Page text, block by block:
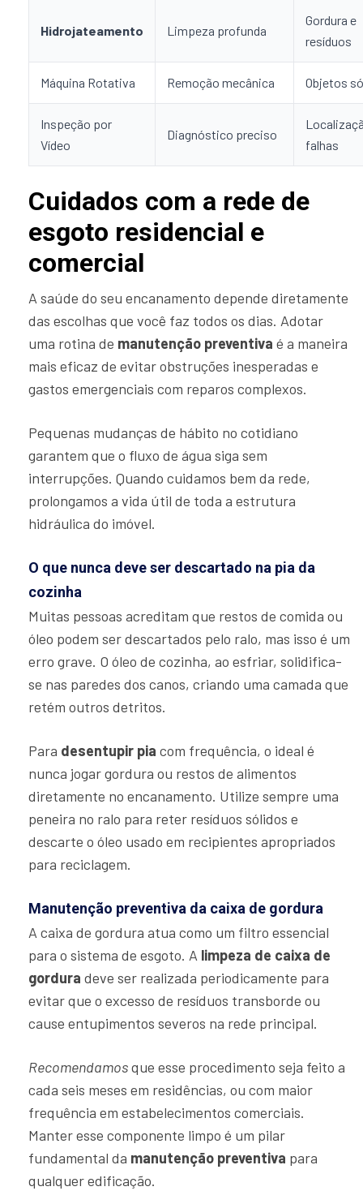
Hidrojateamento Limpeza profunda
Gordura e
resíduos
Máquina Rotativa Remoção mecânica Objetos
Inspeção por
Vídeo
Diagnóstico preciso
falhas
Cuidados com a rede de
esgoto residencial e
comercial
A saúde do seu encanamento depende diretamente
das escolhas que você faz todos os dias. Adotar
uma rotina de manutenção preventiva é a maneira
mais eficaz de evitar obstruções inesperadas e
gastos emergenciais com reparos complexos.
Pequenas mudanças de hábito no cotidiano
garantem que o fluxo de água siga sem
interrupções. Quando cuidamos bem da rede,
prolongamos a vida útil de toda a estrutura
hidráulica do imóvel.
O que nunca deve ser descartado na pia da
cozinha
Muitas pessoas acreditam que restos de comida ou
óleo podem ser descartados pelo ralo, mas isso é um
erro grave. O óleo de cozinha, ao esfriar, solidifica-
se nas paredes dos canos, criando uma camada que
retém outros detritos.
Para desentupir pia com frequência, o ideal é
nunca jogar gordura ou restos de alimentos
diretamente no encanamento. Utilize sempre uma
peneira no ralo para reter resíduos sólidos e
descarte o óleo usado em recipientes apropriados
para reciclagem.
Manutenção preventiva da caixa de gordura
A caixa de gordura atua como um filtro essencial
para o sistema de esgoto. A limpeza de caixa de
gordura deve ser realizada periodicamente para
evitar que o excesso de resíduos transborde ou
cause entupimentos severos na rede principal.
Recomendamosque esse procedimento seja feito a
cada seis meses em residências, ou com maior
frequência em estabelecimentos comerciais.
Manter esse componente limpo é um pilar
fundamental da manutenção preventiva para
qualquer edificação.